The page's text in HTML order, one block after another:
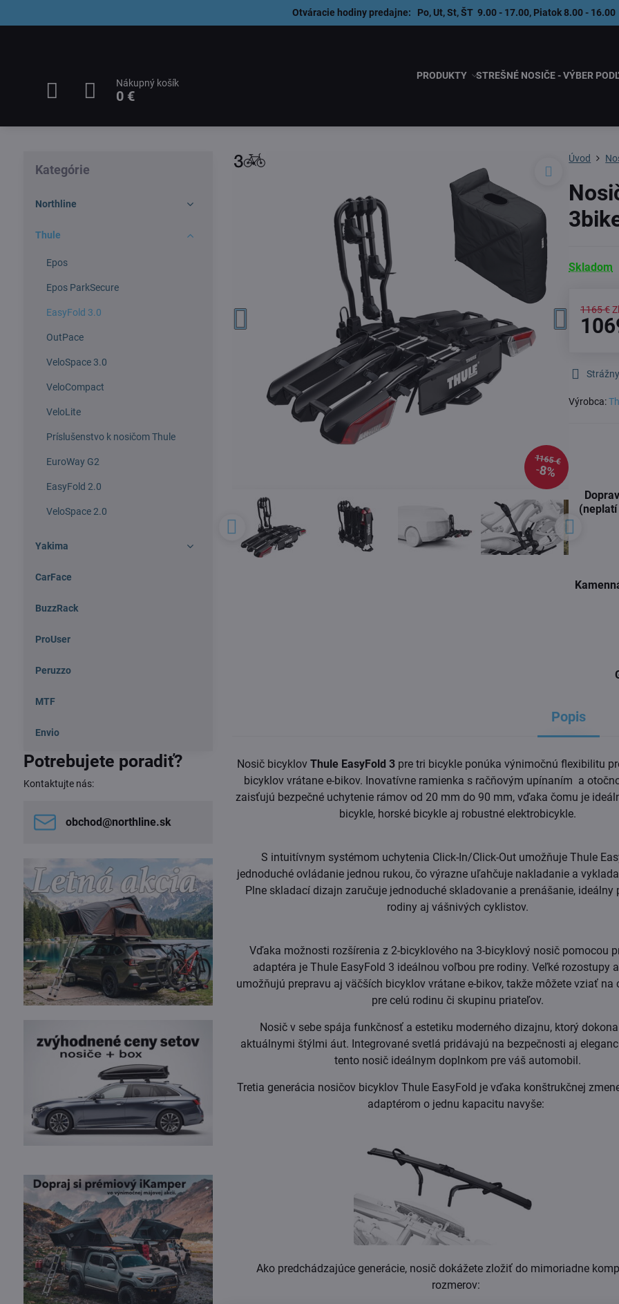
Otváracie hodiny predajne: Po, Ut, St, ŠT 9.00 - 17.00, Piatok 8.00 -
Nákupný košík
0 €
PRODUKTY STREŠNÉ NOSIČE - VÝBER
1165 €
8%
Úvod
Skladom
1165 €
Výrobca:
(neplatí
Popis
Nosič bicyklov Thule EasyFold 3pre tri bicykle ponúka výnimočnú flexibilitu
bicyklov vrátane e-bikov. Inovatívne ramienka s račňovým upínaním a
zaisťujú bezpečné uchytenie rámov od 20 mm do 90 mm, vďaka čomu je
bicykle, horské bicykle aj robustné elektrobicykle.
S intuitívnym systémom uchytenia Click-In/Click-Out umožňuje Thule
jednoduché ovládanie jednou rukou, čo výrazne uľahčuje nakladanie a
Plne skladací dizajn zaručuje jednoduché skladovanie a prenášanie, ideálny
rodiny aj vášnivých cyklistov.
Vďaka možnosti rozšírenia z 2-bicyklového na 3-bicyklový nosič pomocou
adaptéra je Thule EasyFold 3 ideálnou voľbou pre rodiny. Veľké rozostupy
umožňujú prepravu aj väčších bicyklov vrátane e-bikov, takže môžete vziať na
pre celú rodinu či skupinu priateľov.
Nosič v sebe spája funkčnosť a estetiku moderného dizajnu, ktorý
aktuálnymi štýlmi áut. Integrované svetlá pridávajú na bezpečnosti aj
tento nosič ideálnym doplnkom pre váš automobil.
Tretia generácia nosičov bicyklov Thule EasyFold je vďaka konštrukčnej
adaptérom o jednu kapacitu navyše:
Ako predchádzajúce generácie, nosič dokážete zložiť do mimoriadne
rozmerov:
Kategórie
Northline
Thule
Epos
Epos ParkSecure
EasyFold 3.0
OutPace
VeloSpace 3.0
VeloCompact
VeloLite
Príslušenstvo k nosičom Thule
EuroWay G2
EasyFold 2.0
VeloSpace 2.0
Yakima
CarFace
BuzzRack
ProUser
Peruzzo
MTF
Envio
Potrebujete poradiť?
Kontaktujte nás:
obchod​@northline​.sk